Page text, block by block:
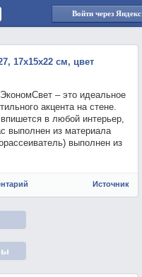
Войти через Яндекс
17х15х22 см, цвет
– это идеальное
акцента на стене.
в любой интерьер,
выполнен из материала
выполнен из
Источник